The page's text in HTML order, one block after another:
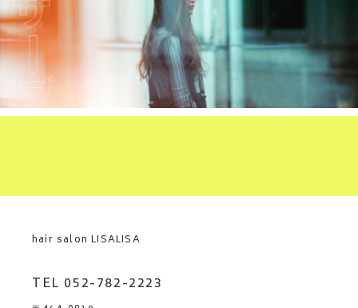
hair salon LISALISA
TEL 052-782-2223